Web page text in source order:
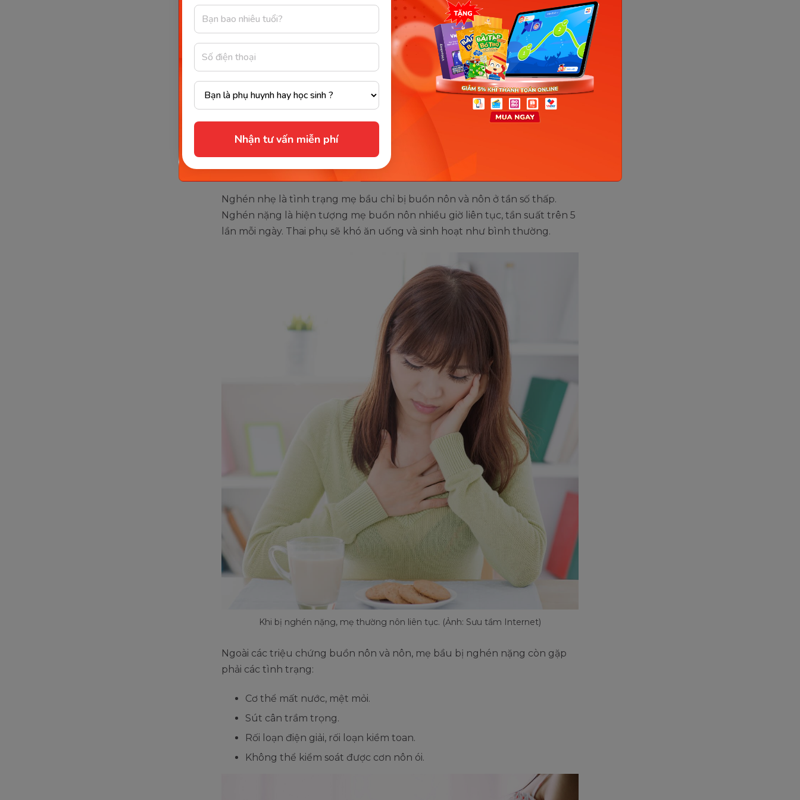
Nhận tư vấn miễn phí
Dấu hiệu điển hình của ốm nghén nặng khi
mang thai
Theo nghiên cứu, khoảng 85% thai phụ có triệu chứng ốm nghén, điển
hình là buồn nôn và nôn. Tình trạng này kéo dài từ tuần thai thứ ̣4 đến
tuần thai thứ 14 hoặc muộn hơn.
Mức độ buồn nôn và nôn nặng hay nhẹ còn tùy thuộc vào cơ địa của từng
mẹ bầu với các dấu hiệu khác nhau.
Nghén nhẹ là tình trạng mẹ bầu chỉ bị buồn nôn và nôn ở tần số thấp.
Nghén nặng là hiện tượng mẹ buồn nôn nhiều giờ liên tục, tần suất trên 5
lần mỗi ngày. Thai phụ sẽ khó ăn uống và sinh hoạt như bình thường.
Khi bị nghén nặng, mẹ thường nôn liên tục. (Ảnh: Sưu tầm Internet)
Ngoài các triệu chứng buồn nôn và nôn, mẹ bầu bị nghén nặng còn gặp
phải các tình trạng:
Cơ thể mất nước, mệt mỏi.
Sút cân trầm trọng.
Rối loạn điện giải, rối loạn kiềm toan.
Không thể kiểm soát được cơn nôn ói.